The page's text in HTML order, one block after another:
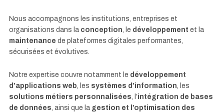
Nous accompagnons les institutions, entreprises et
organisations dans la conception , le développement et la
maintenance de plateformes digitales performantes,
sécurisées et évolutives.
Notre expertise couvre notamment le développement
d’applications web , les systèmes d’information , les
solutions métiers personnalisées , l’intégration de bases
de données , ainsi que la gestion et l’optimisation des